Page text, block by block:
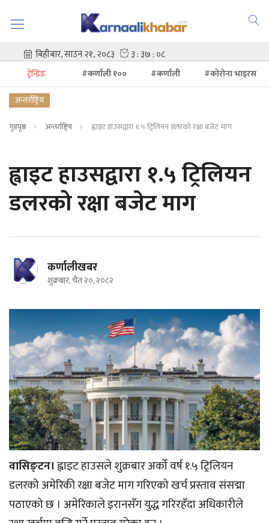
ट्रेन्डिङ #कर्णाली १०० #कर्णाली
#कोरोना भाइरस
अन्तर्राष्ट्रिय
गृहपृष्ठ अन्तर्राष्ट्रिय ह्वाइट हाउसद्वारा १.५ ट्रिलियन डलरको रक्षा बजेट माग
ह्वाइट हाउसद्वारा १.५ ट्रिलियन
डलरको रक्षा बजेट माग
कर्णालीखबर
शुक्रबार, चैत २०, २०८२
वासिङ्टन।ह्वाइट हाउसले शुक्रबार अर्को वर्ष १.५ ट्रिलियन
डलरको अमेरिकी रक्षा बजेट माग गरिएको खर्च प्रस्ताव संसद्मा
पठाएको छ । अमेरिकाले इरानसँग युद्ध गरिरहँदा अधिकारीले